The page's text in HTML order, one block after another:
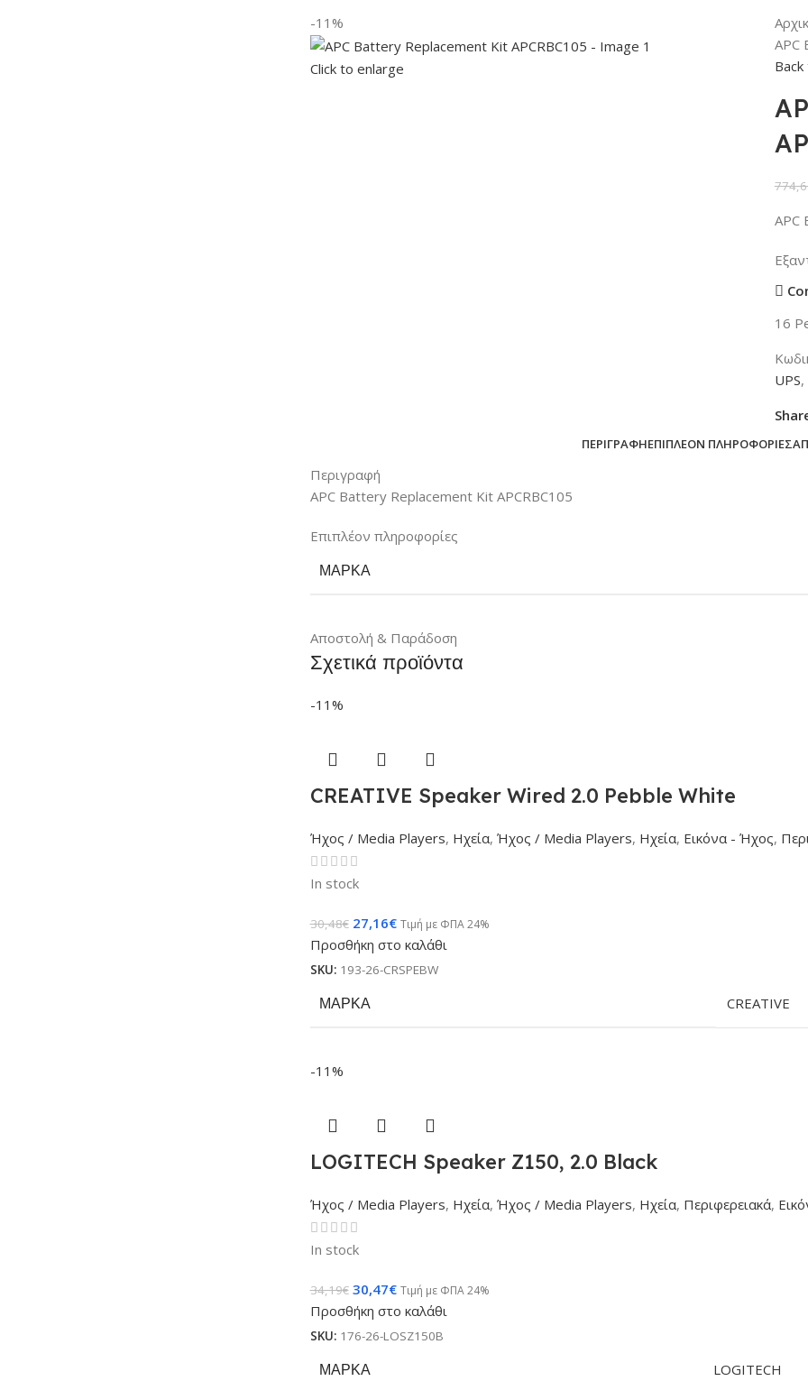
-11%
Click to enlarge
APC
APC
16
UPS,
ΠΕΡΙΓΡΑΦΉΕΠΙΠΛΈΟΝ ΠΛΗΡΟΦΟΡΊΕΣ
Περιγραφή
APC Battery Replacement Kit APCRBC105
Επιπλέον πληροφορίες
ΜΆΡΚΑ
Αποστολή & Παράδοση
Σχετικά προϊόντα
-11%
CREATIVE Speaker Wired 2.0 Pebble White
Ήχος / Media Players, Ηχεία, Ήχος / Media Players, Ηχεία, Εικόνα - Ήχος,
In stock
30,48€ 27,16€ Τιμή με ΦΠΑ 24%
Προσθήκη στο καλάθι
SKU: 193-26-CRSPEBW
ΜΆΡΚΑ CREATIVE
-11%
LOGITECH Speaker Z150, 2.0 Black
Ήχος / Media Players, Ηχεία, Ήχος / Media Players, Ηχεία, Περιφερειακά,
In stock
34,19€ 30,47€ Τιμή με ΦΠΑ 24%
Προσθήκη στο καλάθι
SKU: 176-26-LOSZ150B
ΜΆΡΚΑ LOGITECH